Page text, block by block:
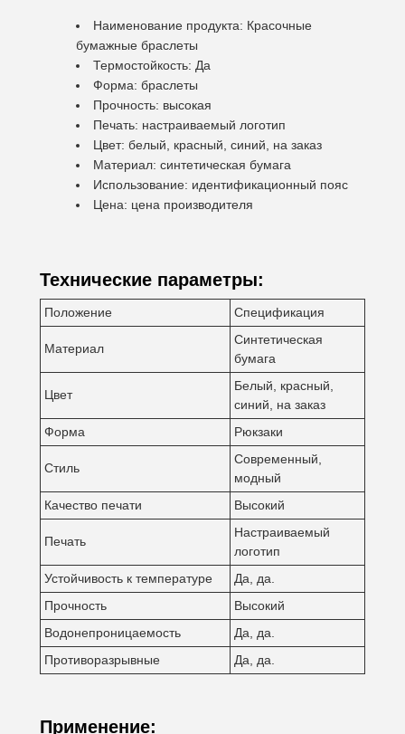
Наименование продукта: Красочные
бумажные браслеты
Термостойкость: Да
Форма: браслеты
Прочность: высокая
Печать: настраиваемый логотип
Цвет: белый, красный, синий, на заказ
Материал: синтетическая бумага
Использование: идентификационный пояс
Цена: цена производителя
Технические параметры:
Положение Спецификация
Материал
Синтетическая
бумага
Цвет
Белый, красный,
синий, на заказ
Форма
Рюкзаки
Стиль
Современный,
модный
Качество печати
Высокий
Печать
Настраиваемый
логотип
Устойчивость к температуре
Да, да.
Прочность
Высокий
Водонепроницаемость
Да, да.
Противоразрывные
Да, да.
Применение: